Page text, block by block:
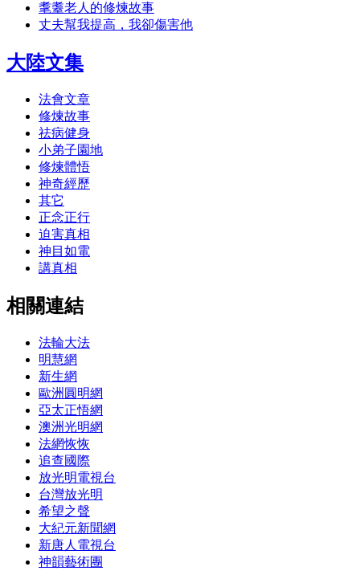
耄耋老人的修煉故事
丈夫幫我提高，我卻傷害他
大陸文集
法會文章
修煉故事
祛病健身
小弟子園地
修煉體悟
神奇經歷
其它
正念正行
迫害真相
神目如電
講真相
相關連結
法輪大法
明慧網
新生網
歐洲圓明網
亞太正悟網
澳洲光明網
法網恢恢
追查國際
放光明電視台
台灣放光明
希望之聲
大紀元新聞網
新唐人電視台
神韻藝術團